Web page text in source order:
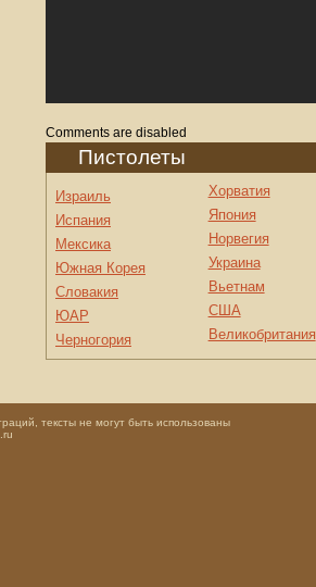
Comments are disabled
Пистолеты
Израиль
Испания
Мексика
Южная Корея
Словакия
ЮАР
Черногория
Хорватия
Япония
Норвегия
Украина
Вьетнам
США
Великобритания
тексты не могут быть использованы